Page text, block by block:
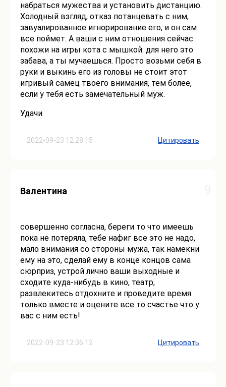
2022-09-23 12:28:15
набраться мужества и установить дистанцию.
Холодный взгляд, отказ потанцевать с ним,
завуалированное игнорирование его, и он сам
все поймет. А ваши с ним отношения сейчас
похожи на игры кота с мышкой: для него это
забава, а ты мучаешься. Просто возьми себя в
руки и выкинь его из головы не стоит этот
игривый самец твоего внимания, тем более,
если у тебя есть замечательный муж.
Удачи
Цитировать
2022-09-23 12:36:12
Валентина
совершенно согласна, береги то что имеешь
пока не потеряла, тебе нафиг все это не надо,
мало внимания со стороны мужа, так намекни
ему на это, сделай ему в конце концов сама
сюрприз, устрой лично ваши выходные и
сходите куда-нибудь в кино, театр,
развлекитесь отдохните и проведите время
только вместе и оцените все то счастье что у
вас с ним есть!
Цитировать